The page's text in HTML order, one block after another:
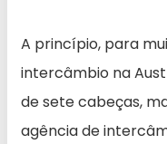
A princípio, para
intercâmbio na
de sete cabeças,
agência de